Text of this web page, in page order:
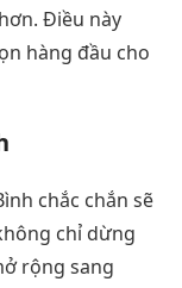
Điều này
hàng đầu cho
chắc chắn sẽ
chỉ dừng
rộng sang